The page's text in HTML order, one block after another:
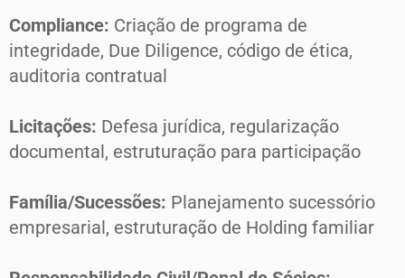
Compliance: Criação de programa de
integridade, Due Diligence, código de ética,
auditoria contratual
Licitações: Defesa jurídica, regularização
documental, estruturação para participação
Família/Sucessões: Planejamento sucessório
empresarial, estruturação de Holding familiar